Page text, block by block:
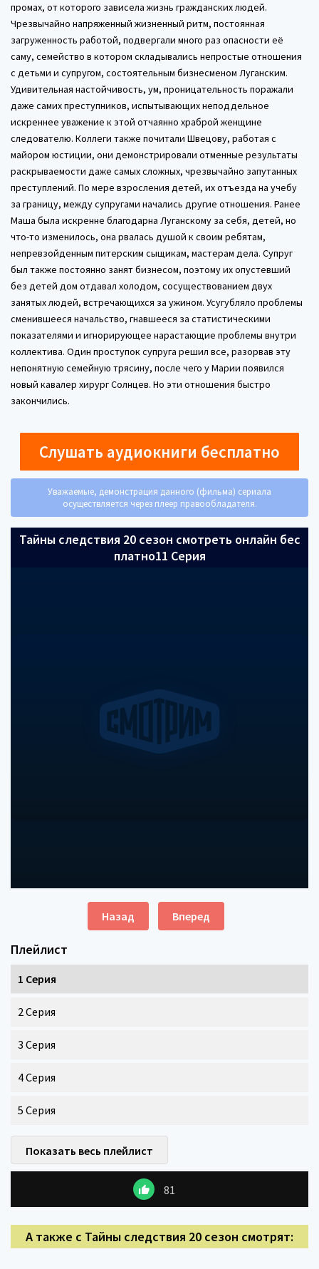
промах, от которого зависела жизнь гражданских людей.
Чрезвычайно напряженный жизненный ритм, постоянная
загруженность работой, подвергали много раз опасности её
саму, семейство в котором складывались непростые отношения
с детьми и супругом, состоятельным бизнесменом Луганским.
Удивительная настойчивость, ум, проницательность поражали
даже самих преступников, испытывающих неподдельное
искреннее уважение к этой отчаянно храброй женщине
следователю. Коллеги также почитали Швецову, работая с
майором юстиции, они демонстрировали отменные результаты
раскрываемости даже самых сложных, чрезвычайно запутанных
преступлений. По мере взросления детей, их отъезда на учебу
за границу, между супругами начались другие отношения. Ранее
Маша была искренне благодарна Луганскому за себя, детей, но
что-то изменилось, она рвалась душой к своим ребятам,
непревзойденным питерским сыщикам, мастерам дела. Супруг
был также постоянно занят бизнесом, поэтому их опустевший
без детей дом отдавал холодом, сосуществованием двух
занятых людей, встречающихся за ужином. Усугубляло проблемы
сменившееся начальство, гнавшееся за статистическими
показателями и игнорирующее нарастающие проблемы внутри
коллектива. Один проступок супруга решил все, разорвав эту
непонятную семейную трясину, после чего у Марии появился
новый кавалер хирург Солнцев. Но эти отношения быстро
закончились.
Слушать аудиокниги бесплатно
Уважаемые, демонстрация данного (фильма) сериала
осуществляется через плеер правообладателя.
Тайны следствия 20 сезон смотреть онлайн бес
платно11 Серия
Назад Вперед
Плейлист
1 Серия
2 Серия
3 Серия
4 Серия
5 Серия
Показать весь плейлист
81
А также с Тайны следствия 20 сезон смотрят: